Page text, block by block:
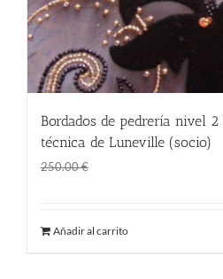
Bordados de pedrería nivel
técnica de Luneville (socio)
250.00€
era:
Añadir al carrito